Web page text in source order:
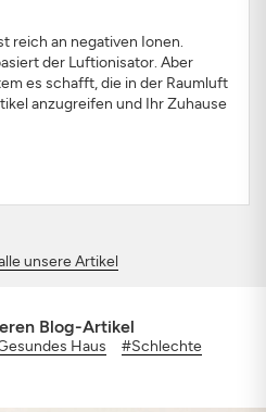
reich an negativen Ionen.
der Luftionisator. Aber
es schafft, die in der Raumluft
anzugreifen und Ihr Zuhause
unsere Artikel
Blog-Artikel
Haus
#Schlechte